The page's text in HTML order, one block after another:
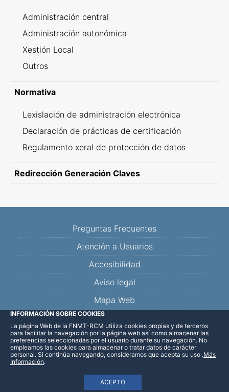
Administración central
Administración autonómica
Xestión Local
Outros
Normativa
Lexislación de administración electrónica
Declaración de prácticas de certificación
Regulamento xeral de protección de datos
Redirección Generación Claves
Preguntas Frecuentes
Atención a Usuarios
Accesibilidad
Aviso legal
Mapa Web
Facebook
TwitterYouTube
Blog Linkedin
INFORMACIÓN SOBRE COOKIES
La página Web de la FNMT-RCM utiliza cookies propias y de terceros
para facilitar la navegación por la página web así como almacenar las
preferencias seleccionadas por el usuario durante su navegación. No
empleamos las cookies para almacenar o tratar datos de carácter
personal. Si continúa navegando, consideramos que acepta su uso
ACEPTO
.Más
Información.